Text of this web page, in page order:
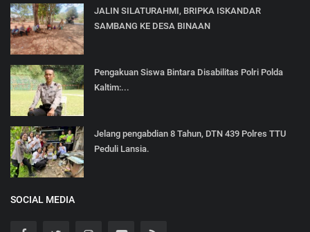
JALIN SILATURAHMI, BRIPKA ISKANDAR
SAMBANG KE DESA BINAAN
Pengakuan Siswa Bintara Disabilitas Polri Polda
Kaltim:...
Jelang pengabdian 8 Tahun, DTN 439 Polres TTU
Peduli Lansia.
SOCIAL MEDIA